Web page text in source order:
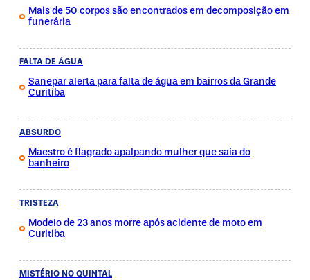
Mais de 50 corpos são encontrados em decomposição em
funerária
FALTA DE ÁGUA
Sanepar alerta para falta de água em bairros da Grande
Curitiba
ABSURDO
Maestro é flagrado apalpando mulher que saía do
banheiro
TRISTEZA
Modelo de 23 anos morre após acidente de moto em
Curitiba
MISTÉRIO NO QUINTAL